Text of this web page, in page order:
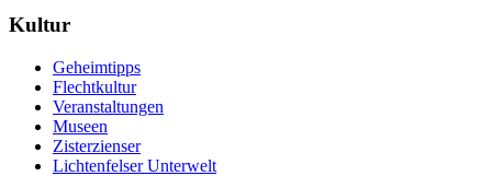
Kultur
Geheimtipps
Flechtkultur
Veranstaltungen
Museen
Zisterzienser
Lichtenfelser Unterwelt